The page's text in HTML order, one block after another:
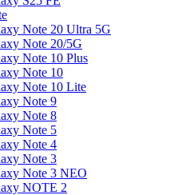
Note 20 Ultra 5G
Note 20/5G
Note 10 Plus
Note 10
Note 10 Lite
Note 9
Note 8
Note 5
Note 4
Note 3
Note 3 NEO
NOTE 2